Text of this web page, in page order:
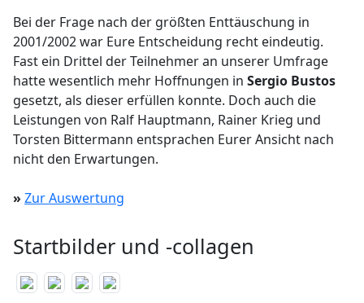
Bei der Frage nach der größten Enttäuschung in
2001/2002 war Eure Entscheidung recht eindeutig.
Fast ein Drittel der Teilnehmer an unserer Umfrage
hatte wesentlich mehr Hoffnungen in Sergio Bustos
gesetzt, als dieser erfüllen konnte. Doch auch die
Leistungen von Ralf Hauptmann, Rainer Krieg und
Torsten Bittermann entsprachen Eurer Ansicht nach
nicht den Erwartungen.
» Zur Auswertung
Startbilder und -collagen